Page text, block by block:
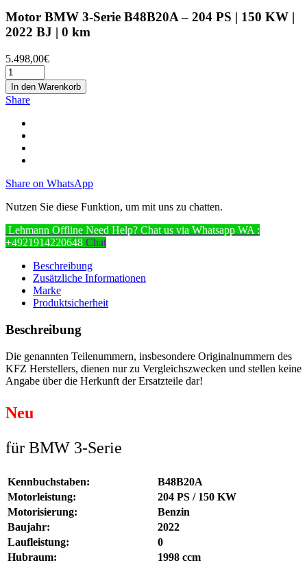
Motor BMW 3-Serie B48B20A – 204 PS | 150 KW |
2022 BJ | 0 km
5.498,00€
In den Warenkorb
Share
Share on WhatsApp
Nutzen Sie diese Funktion, um mit uns zu chatten.
Lehmann Offline Need Help? Chat us via Whatsapp WA :
+4921914220648 Chat
Beschreibung
Zusätzliche Informationen
Marke
Produktsicherheit
Beschreibung
Die genannten Teilenummern, insbesondere Originalnummern des
KFZ Herstellers, dienen nur zu Vergleichszwecken und stellen keine
Angabe über die Herkunft der Ersatzteile dar!
Neu
für BMW 3-Serie
Kennbuchstaben:
B48B20A
Motorleistung:
204 PS / 150 KW
Motorisierung:
Benzin
Baujahr:
2022
Laufleistung:
0
Hubraum:
1998 ccm